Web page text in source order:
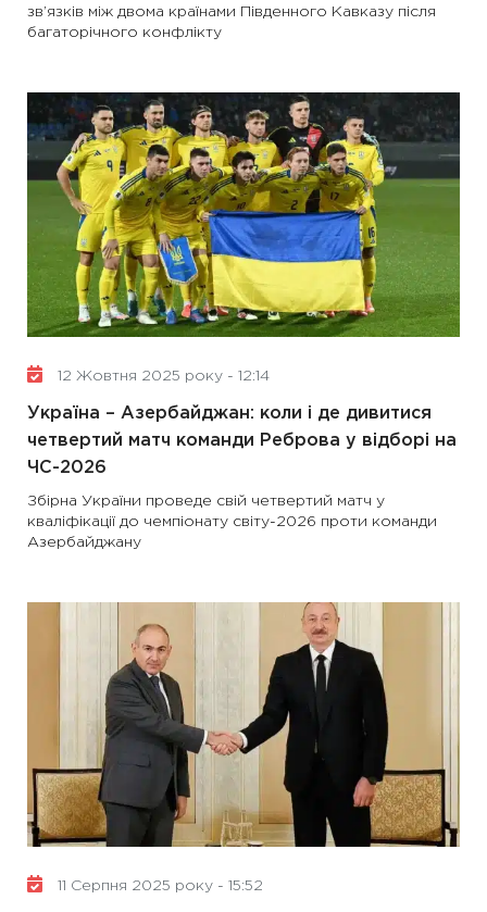
зв’язків між двома країнами Південного Кавказу після
багаторічного конфлікту
12 Жовтня 2025 року - 12:14
Україна – Азербайджан: коли і де дивитися
четвертий матч команди Реброва у відборі на
ЧС-2026
Збірна України проведе свій четвертий матч у
кваліфікації до чемпіонату світу-2026 проти команди
Азербайджану
11 Серпня 2025 року - 15:52